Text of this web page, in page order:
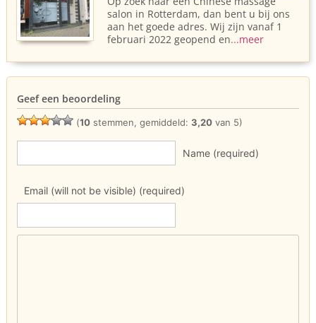
salon in Rotterdam, dan bent u bij ons
aan het goede adres. Wij zijn vanaf 1
februari 2022 geopend en...meer
Geef een beoordeling
(10 stemmen, gemiddeld: 3,20 van 5)
Name (required)
Email (will not be visible) (required)